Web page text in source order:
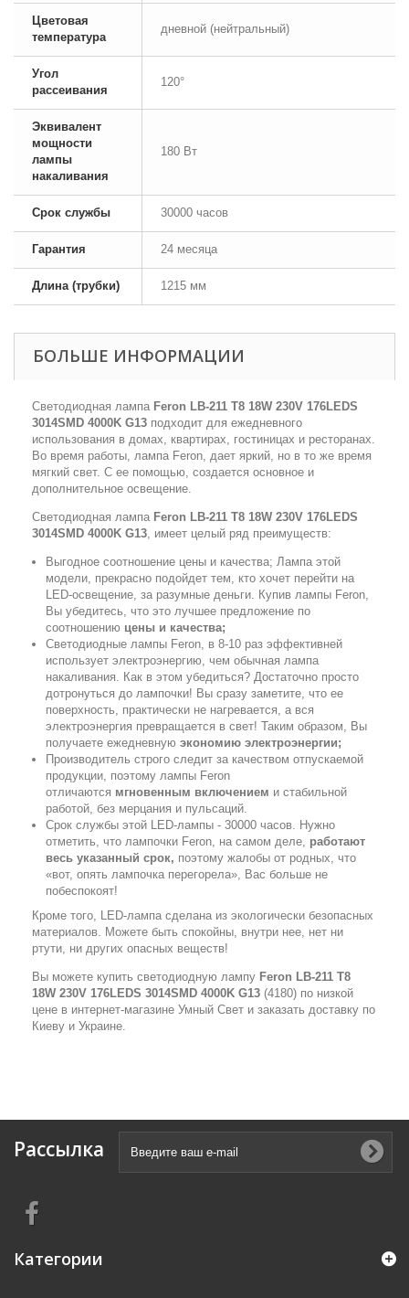
Цветовая
температура
дневной (нейтральный)
Угол
рассеивания
120°
Эквивалент
мощности
лампы
накаливания
180 Вт
Срок службы 30000 часов
Гарантия 24 месяца
Длина (трубки) 1215 мм
БОЛЬШЕ ИНФОРМАЦИИ
Светодиодная лампа Feron LB-211 T8 18W 230V 176LEDS
3014SMD 4000K G13 подходит для ежедневного
использования в домах, квартирах, гостиницах и ресторанах.
Во время работы, лампа Feron, дает яркий, но в то же время
мягкий свет. С ее помощью, создается основное и
дополнительное освещение.
Светодиодная лампа Feron LB-211 T8 18W 230V 176LEDS
3014SMD 4000K G13, имеет целый ряд преимуществ:
Выгодное соотношение цены и качества; Лампа этой
модели, прекрасно подойдет тем, кто хочет перейти на
LED-освещение, за разумные деньги. Купив лампы Feron,
Вы убедитесь, что это лучшее предложение по
соотношению цены и качества;
Светодиодные лампы Feron, в 8-10 раз эффективней
использует электроэнергию, чем обычная лампа
накаливания. Как в этом убедиться? Достаточно просто
дотронуться до лампочки! Вы сразу заметите, что ее
поверхность, практически не нагревается, а вся
электроэнергия превращается в свет! Таким образом, Вы
получаете ежедневную экономию электроэнергии;
Производитель строго следит за качеством отпускаемой
продукции, поэтому лампы Feron
отличаются мгновенным включением и стабильной
работой, без мерцания и пульсаций.
Срок службы этой LED-лампы - 30000 часов. Нужно
отметить, что лампочки Feron, на самом деле, работают
весь указанный срок, поэтому жалобы от родных, что
«вот, опять лампочка перегорела», Вас больше не
побеспокоят!
Кроме того, LED-лампа сделана из экологически безопасных
материалов. Можете быть спокойны, внутри нее, нет ни
ртути, ни других опасных веществ!
Вы можете купить светодиодную лампу Feron LB-211 T8
18W 230V 176LEDS 3014SMD 4000K G13 (4180) по низкой
цене в интернет-магазине Умный Свет и заказать доставку по
Киеву и Украине.
Рассылка
Категории